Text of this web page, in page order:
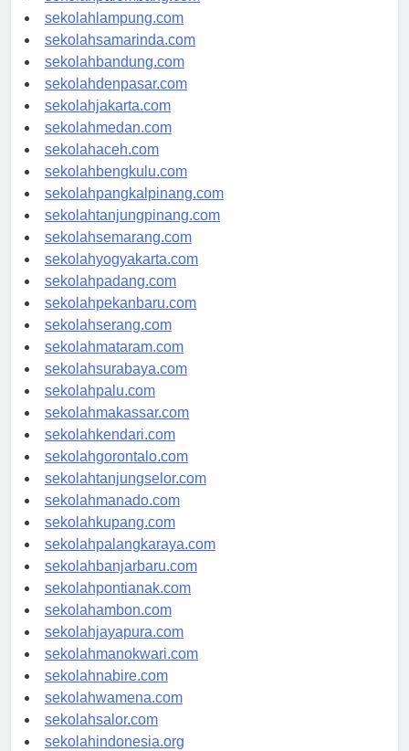
sekolahpalembang.com
sekolahlampung.com
sekolahsamarinda.com
sekolahbandung.com
sekolahdenpasar.com
sekolahjakarta.com
sekolahmedan.com
sekolahaceh.com
sekolahbengkulu.com
sekolahpangkalpinang.com
sekolahtanjungpinang.com
sekolahsemarang.com
sekolahyogyakarta.com
sekolahpadang.com
sekolahpekanbaru.com
sekolahserang.com
sekolahmataram.com
sekolahsurabaya.com
sekolahpalu.com
sekolahmakassar.com
sekolahkendari.com
sekolahgorontalo.com
sekolahtanjungselor.com
sekolahmanado.com
sekolahkupang.com
sekolahpalangkaraya.com
sekolahbanjarbaru.com
sekolahpontianak.com
sekolahambon.com
sekolahjayapura.com
sekolahmanokwari.com
sekolahnabire.com
sekolahwamena.com
sekolahsalor.com